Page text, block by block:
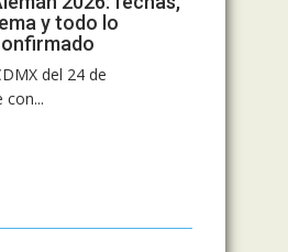
y todo lo
del 24 de
con...